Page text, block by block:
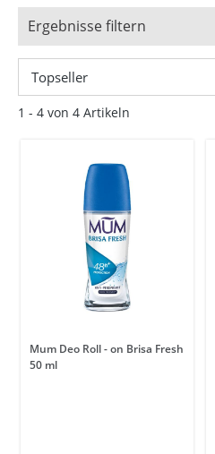
Ergebnisse filtern
1 - 4 von 4 Artikeln
Mum Deo Roll - on Brisa Fresh
50 ml